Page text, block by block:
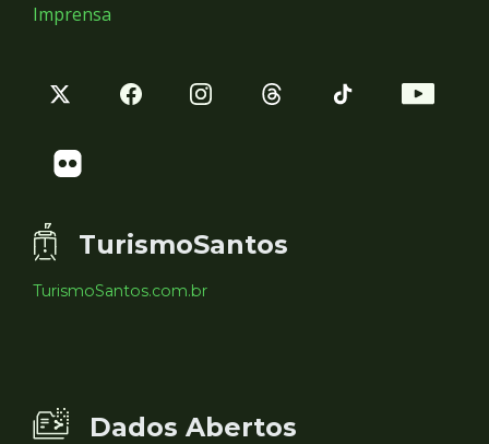
Imprensa
TurismoSantos
TurismoSantos.com.br
Dados Abertos